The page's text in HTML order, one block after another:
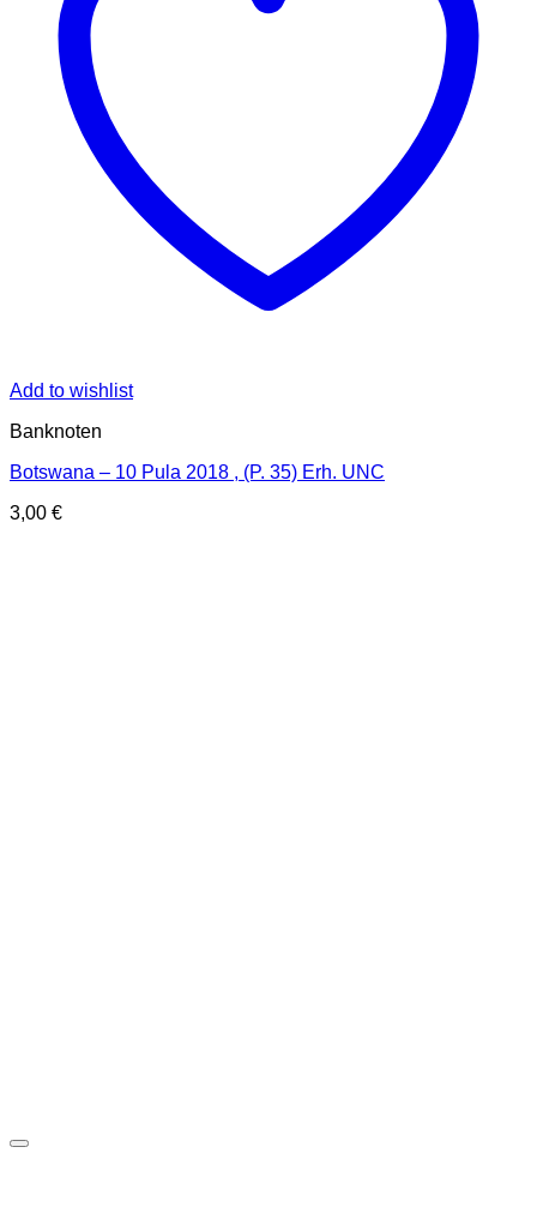
Add to wishlist
Banknoten
Botswana – 10 Pula 2018 , (P. 35) Erh. UNC
3,00 €